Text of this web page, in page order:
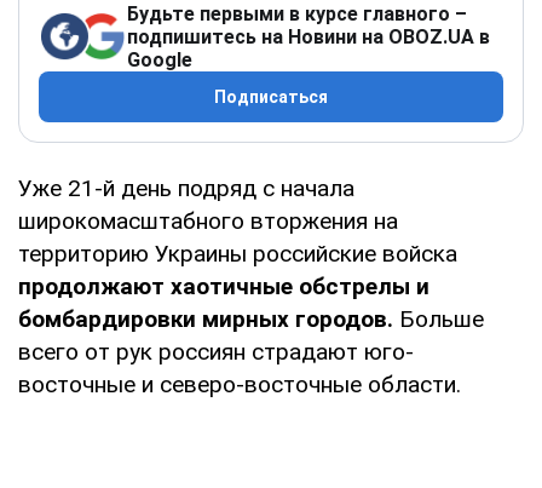
Будьте первыми в курсе главного –
подпишитесь на Новини на OBOZ.UA в
Google
Подписаться
Уже 21-й день подряд с начала
широкомасштабного вторжения на
территорию Украины российские войска
продолжают хаотичные обстрелы и
бомбардировки мирных городов. Больше
всего от рук россиян страдают юго-
восточные и северо-восточные области.